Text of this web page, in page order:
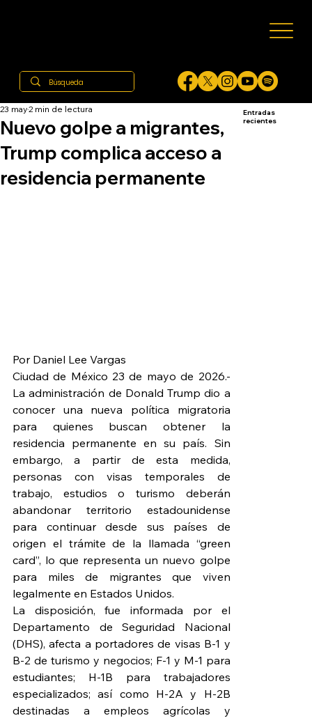
Nuevo golpe a migrantes,
Trump complica acceso a
residencia permanente
23 may2 min de lectura
Por Daniel Lee Vargas
Ciudad de México 23 de mayo de 2026.-
La administración de Donald Trump dio a
conocer una nueva política migratoria
para quienes buscan obtener la
residencia permanente en su país. Sin
embargo, a partir de esta medida,
personas con visas temporales de
trabajo, estudios o turismo deberán
abandonar territorio estadounidense
para continuar desde sus países de
origen el trámite de la llamada “green
card”, lo que representa un nuevo golpe
para miles de migrantes que viven
legalmente en Estados Unidos.
La disposición, fue informada por el
Departamento de Seguridad Nacional
(DHS), afecta a portadores de visas B-1 y
B-2 de turismo y negocios; F-1 y M-1 para
estudiantes; H-1B para trabajadores
especializados; así como H-2A y H-2B
destinadas a empleos agrícolas y
Entradas
recientes